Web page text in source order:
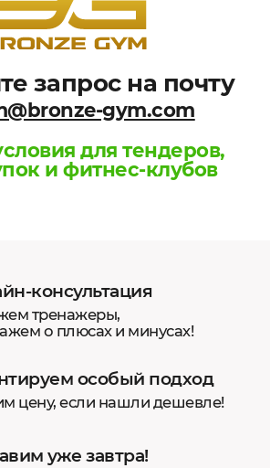
запрос на почту
gym.com
для тендеров,
и фитнес-клубов
консультация
тренажеры,
о плюсах и минусах!
особый подход
цену, если нашли дешевле!
уже завтра!